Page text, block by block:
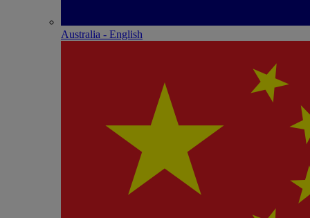
Australia - English